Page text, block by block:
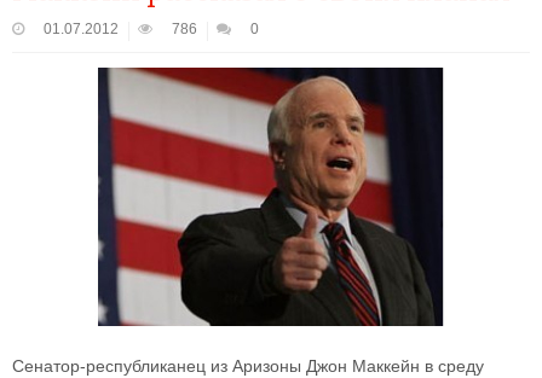
01.07.2012 786 0
Сенатор-республиканец из Аризоны Джон Маккейн в среду